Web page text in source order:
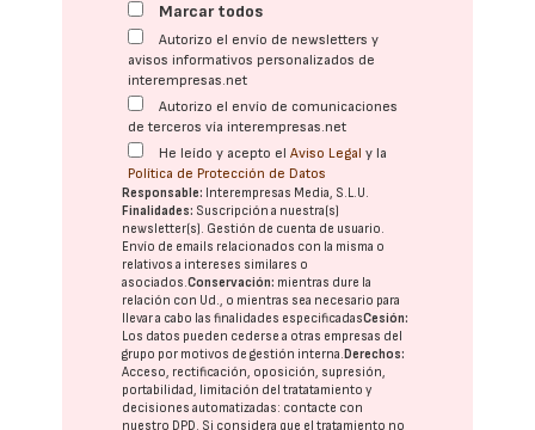
Marcar todos
Autorizo el envío de newsletters y
avisos informativos personalizados de
interempresas.net
Autorizo el envío de comunicaciones
de terceros vía interempresas.net
He leído y acepto elAviso Legal y la
Política de Protección de Datos
Responsable: Interempresas Media, S.L.U.
Finalidades: Suscripción a nuestra(s)
newsletter(s). Gestión de cuenta de usuario.
Envío de emails relacionados con la misma o
relativos a intereses similares o
asociados.Conservación: mientras dure la
relación con Ud., o mientras sea necesario para
llevar a cabo las finalidades especificadasCesión:
Los datos pueden cederse a otras empresas del
grupo por motivos de gestión interna. Derechos:
Acceso, rectificación, oposición, supresión,
portabilidad, limitación del tratatamiento y
decisiones automatizadas: contacte con
nuestro DPD. Si considera que el tratamiento no